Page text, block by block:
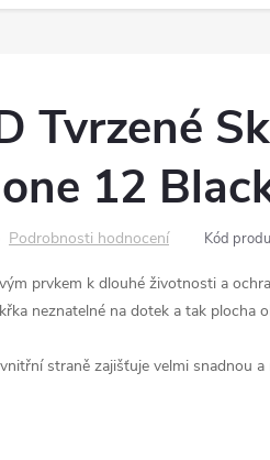
Tvrzené
12
Podrobnosti hodnocení Kód
prvkem k dlouhé životnosti a
neznatelné na dotek a tak plocha
straně zajišťuje velmi snadnou